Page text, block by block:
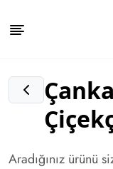
Aradığınız ürünü